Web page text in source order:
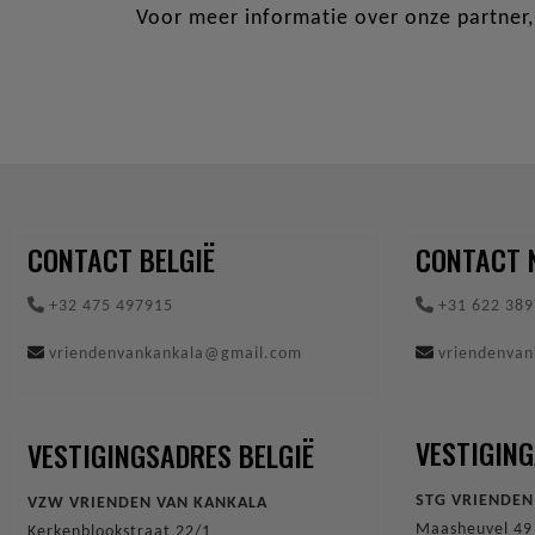
Voor meer informatie over onze partner,
CONTACT BELGIË
+32 475 497915
vriendenvankankala@gmail.com
VESTIGINGSADRES BELGIË
VZW VRIENDEN VAN KANKALA
CONTACT
+31 622
STG
Maasheuvel 49